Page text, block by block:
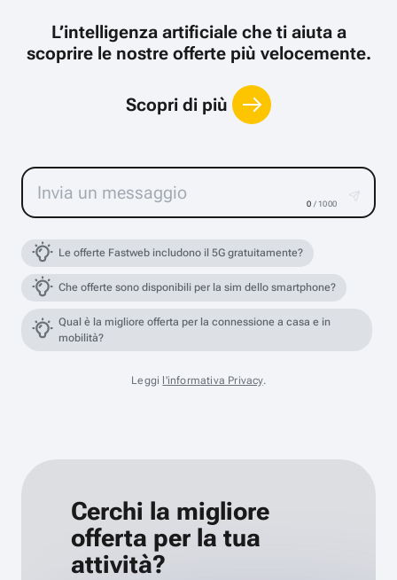
L’intelligenza artificiale che ti aiuta a
scoprire le nostre offerte più velocemente.
Scopri di più
0 / 1000
Le offerte Fastweb includono il 5G gratuitamente?
Che offerte sono disponibili per la sim dello smartphone?
Qual è la migliore offerta per la connessione a casa e in
mobilità?
Leggi l'informativa Privacy.
Cerchi la migliore
offerta per la tua
attività?